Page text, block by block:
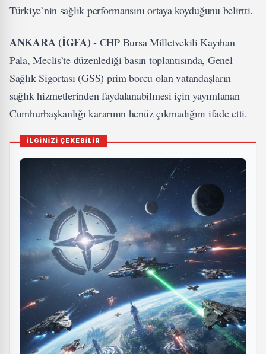
Türkiye’nin sağlık performansını ortaya koyduğunu belirtti.
ANKARA (İGFA) - CHP Bursa Milletvekili Kayıhan
Pala, Meclis’te düzenlediği basın toplantısında, Genel
Sağlık Sigortası (GSS) prim borcu olan vatandaşların
sağlık hizmetlerinden faydalanabilmesi için yayımlanan
Cumhurbaşkanlığı kararının henüz çıkmadığını ifade etti.
İLGİNİZİ ÇEKEBİLİR